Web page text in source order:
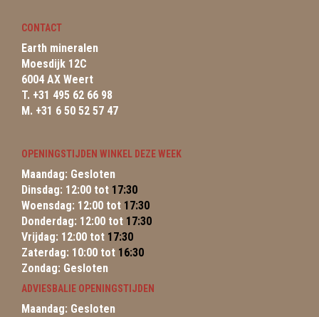
CONTACT
Earth mineralen
Moesdijk 12C
6004 AX Weert
T. +31 495 62 66 98
M. +31 6 50 52 57 47
OPENINGSTIJDEN WINKEL DEZE WEEK
Maandag: Gesloten
Dinsdag: 12:00 tot 17:30
Woensdag: 12:00 tot 17:30
Donderdag: 12:00 tot 17:30
Vrijdag: 12:00 tot 17:30
Zaterdag: 10:00 tot 16:30
Zondag: Gesloten
ADVIESBALIE OPENINGSTIJDEN
Maandag: Gesloten